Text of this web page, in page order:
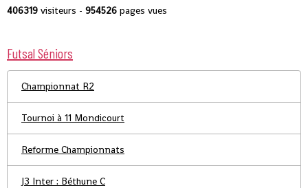
406319 visiteurs - 954526 pages vues
Futsal Séniors
Championnat R2
Tournoi à 11 Mondicourt
Reforme Championnats
J3 Inter : Béthune C